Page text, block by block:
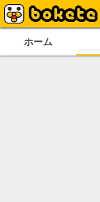
ホーム